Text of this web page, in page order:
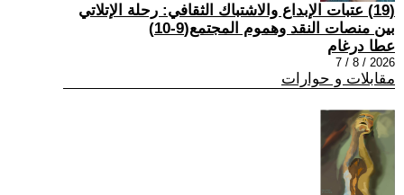
(19) عتبات الإبداع والاشتباك الثقافي: رحلة الإتلاتي
بين منصات النقد وهموم المجتمع(9-10)
عطا درغام
2026 / 8 / 7
مقابلات و حوارات